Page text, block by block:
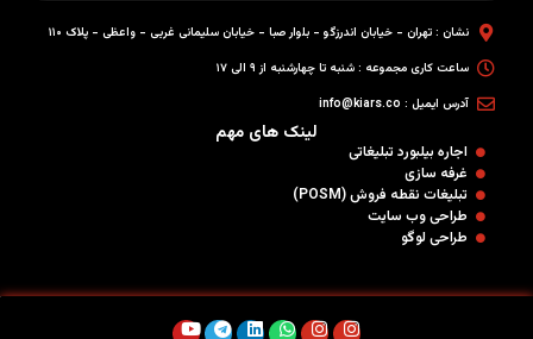
نشان : تهران - خیابان اندرزگو - بلوار صبا - خیابان سلیمانی غربی - واعظی - پلاک ۱۱۰
ساعت کاری مجموعه : شنبه تا چهارشنبه از ۹ الی ۱۷
آدرس ایمیل : info@kiars.co
لینک های مهم
اجاره بیلبورد تبلیغاتی
غرفه سازی
تبلیغات نقطه فروش (POSM)
طراحی وب سایت
طراحی لوگو